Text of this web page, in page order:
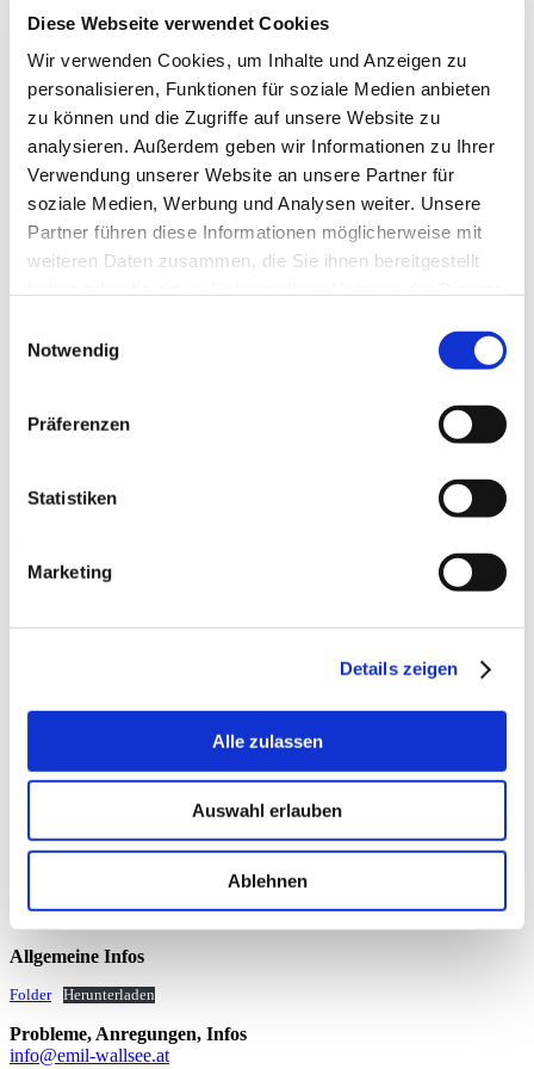
Diese Webseite verwendet Cookies
Wir verwenden Cookies, um Inhalte und Anzeigen zu
personalisieren, Funktionen für soziale Medien anbieten
zu können und die Zugriffe auf unsere Website zu
analysieren. Außerdem geben wir Informationen zu Ihrer
Verwendung unserer Website an unsere Partner für
soziale Medien, Werbung und Analysen weiter. Unsere
Partner führen diese Informationen möglicherweise mit
weiteren Daten zusammen, die Sie ihnen bereitgestellt
Notwendig
Präferenzen
Statistiken
Marketing
Details zeigen
Alle zulassen
Auswahl erlauben
Ablehnen
News
Fahrerstammtisch
Projekt Landjugend
Mitglied werden
Tarife
Emilio Portal
Partner
DSGVO
Beitrittserklärung
Mitglied beim Verein „EMIL-Wallsee-Sindelburg“ werden.
sofort am Gemeindeamt bzw. unterwww.emil-wallsee.at
gemeinde@wallsee-sindelburg.gv.atsenden.
Beitrittserklärung übermittelt.
Buchung Ihrer Fahrt: bis 2 Stunden vor der Fahrt online oder
Es können ausschließlich Bürgerinnen und Bürger von Wallsee-
Sindelburg Mitglied werden. Der Fahrtendienst steht ausschließlich
Vereinsmitgliedern von „EMIL-Wallsee-Sindelburg“ zur Verfügung.
HIER FINDEST DU UNS
Allgemeine Infos
Folder Herunterladen
Probleme, Anregungen, Infos
info@emil-wallsee.at